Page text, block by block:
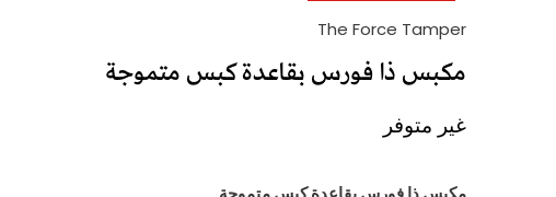
The Force Tamper
مكبس ذا فورس بقاعدة كبس متموجة
غير متوفر